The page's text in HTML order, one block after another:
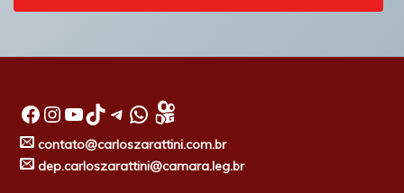
Facebook InstagramYoutube TikTok Telegram WhatsApp
contato@carloszarattini.com.br
dep.carloszarattini@camara.leg.br